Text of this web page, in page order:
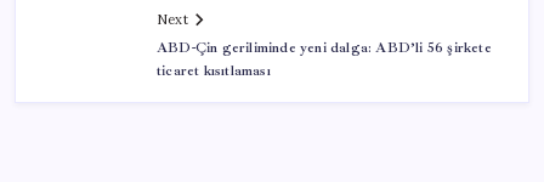
Next
ABD-Çin geriliminde yeni dalga: ABD’li 56 şirkete
ticaret kısıtlaması